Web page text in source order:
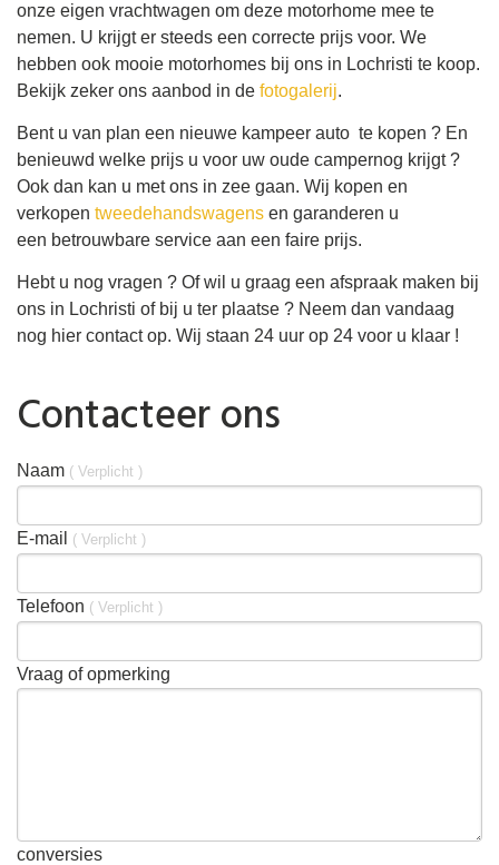
onze eigen vrachtwagen om deze motorhome mee te
nemen. U krijgt er steeds een correcte prijs voor. We
hebben ook mooie motorhomes bij ons in Lochristi te koop.
Bekijk zeker ons aanbod in de fotogalerij.
Bent u van plan een nieuwe kampeer auto te kopen ? En
benieuwd welke prijs u voor uw oude campernog krijgt ?
Ook dan kan u met ons in zee gaan. Wij kopen en
verkopen tweedehandswagens en garanderen u
een betrouwbare service aan een faire prijs.
Hebt u nog vragen ? Of wil u graag een afspraak maken bij
ons in Lochristi of bij u ter plaatse ? Neem dan vandaag
nog hier contact op. Wij staan 24 uur op 24 voor u klaar !
Contacteer ons
Naam ( Verplicht )
E-mail ( Verplicht )
Telefoon ( Verplicht )
Vraag of opmerking
conversies